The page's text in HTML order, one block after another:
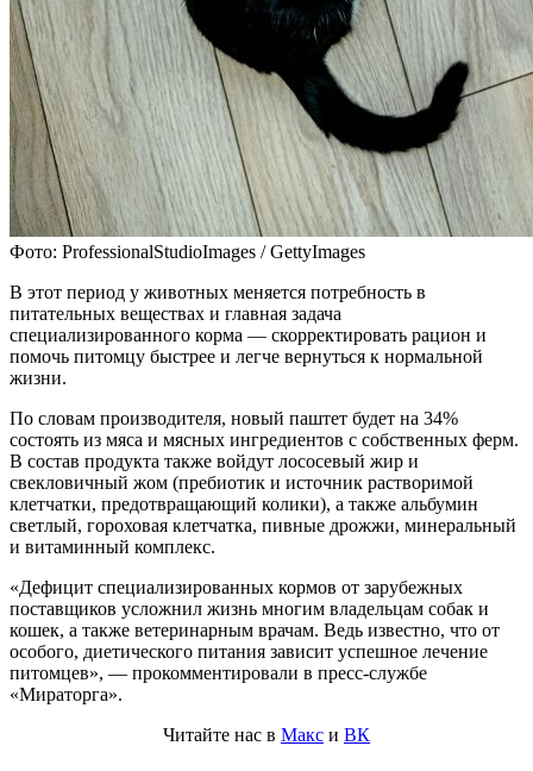
Фото: ProfessionalStudioImages / GettyImages
В этот период у животных меняется потребность в
питательных веществах и главная задача
специализированного корма — скорректировать рацион и
помочь питомцу быстрее и легче вернуться к нормальной
жизни.
По словам производителя, новый паштет будет на 34%
состоять из мяса и мясных ингредиентов с собственных ферм.
В состав продукта также войдут лососевый жир и
свекловичный жом (пребиотик и источник растворимой
клетчатки, предотвращающий колики), а также альбумин
светлый, гороховая клетчатка, пивные дрожжи, минеральный
и витаминный комплекс.
«Дефицит специализированных кормов от зарубежных
поставщиков усложнил жизнь многим владельцам собак и
кошек, а также ветеринарным врачам. Ведь известно, что от
особого, диетического питания зависит успешное лечение
питомцев», — прокомментировали в пресс-службе
«Мираторга».
Читайте нас в Макс и ВК